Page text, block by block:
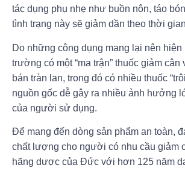
tác dụng phụ nhẹ như buồn nôn, táo
tình trạng này sẽ giảm dần theo thời
Do những công dụng mang lại nên hiện
trường có một “ma trận” thuốc giảm
bán tràn lan, trong đó có nhiều thuốc
nguồn gốc dễ gây ra nhiều ảnh hưởng
của người sử dụng.
Để mang đến dòng sản phẩm an toàn,
chất lượng cho người có nhu cầu giảm
hãng dược của Đức với hơn 125 năm